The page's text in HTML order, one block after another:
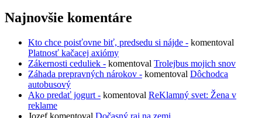
Najnovšie komentáre
Kto chce poisťovne biť, predsedu si nájde - komentoval
Platnosť kačacej axiómy
Zákernosti ceduliek - komentoval Trolejbus mojich snov
Záhada prepravných nárokov - komentoval Dôchodca
autobusový
Ako predať jogurt - komentoval ReKlamný svet: Žena v
reklame